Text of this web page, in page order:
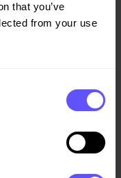
that you’ve
from your use
Anlegg